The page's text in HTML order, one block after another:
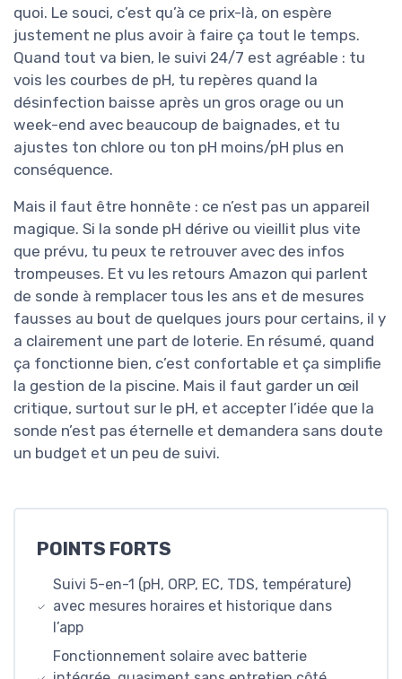
quoi. Le souci, c’est qu’à ce prix-là, on espère
justement ne plus avoir à faire ça tout le temps.
Quand tout va bien, le suivi 24/7 est agréable : tu
vois les courbes de pH, tu repères quand la
désinfection baisse après un gros orage ou un
week-end avec beaucoup de baignades, et tu
ajustes ton chlore ou ton pH moins/pH plus en
conséquence.
Mais il faut être honnête : ce n’est pas un appareil
magique. Si la sonde pH dérive ou vieillit plus vite
que prévu, tu peux te retrouver avec des infos
trompeuses. Et vu les retours Amazon qui parlent
de sonde à remplacer tous les ans et de mesures
fausses au bout de quelques jours pour certains, il y
a clairement une part de loterie. En résumé, quand
ça fonctionne bien, c’est confortable et ça simplifie
la gestion de la piscine. Mais il faut garder un œil
critique, surtout sur le pH, et accepter l’idée que la
sonde n’est pas éternelle et demandera sans doute
un budget et un peu de suivi.
POINTS FORTS
Suivi 5-en-1 (pH, ORP, EC, TDS, température)
avec mesures horaires et historique dans
l’app
Fonctionnement solaire avec batterie